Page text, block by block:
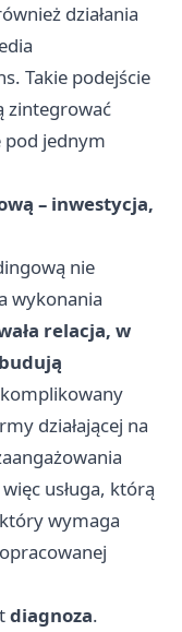
działania
Takie podejście
zintegrować
pod jednym
– inwestycja,
nie
wykonania
relacja, w
działającej na
usługa, którą
wymaga
diagnoza.